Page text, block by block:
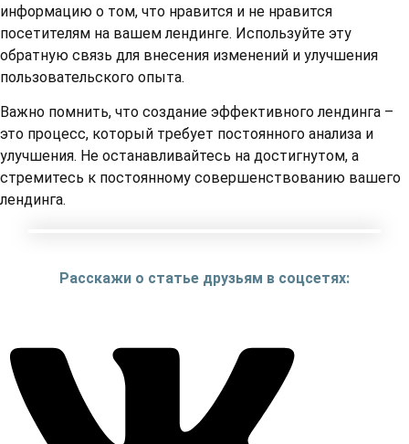
информацию о том, что нравится и не нравится
посетителям на вашем лендинге. Используйте эту
обратную связь для внесения изменений и улучшения
пользовательского опыта.
Важно помнить, что создание эффективного лендинга –
это процесс, который требует постоянного анализа и
улучшения. Не останавливайтесь на достигнутом, а
стремитесь к постоянному совершенствованию вашего
лендинга.
Расскажи о статье друзьям в соцсетях: